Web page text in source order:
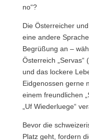
no“?
Die Österreicher
eine andere
Begrüßung an –
Österreich „Servas“
und das lockere
Eidgenossen gerne
einem freundlichen
„Uf Wiederluege“
Bevor die
Platz geht, fordern